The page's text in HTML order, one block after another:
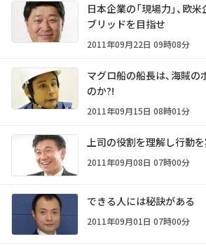
日本企業の「現場力」、欧
ブリッドを目指せ
2011年09月22日 09時08分
マグロ船の船長は、海賊
のか?!
2011年09月15日 08時01分
上司の役割を理解し行動
2011年09月08日 07時00分
できる人には秘訣がある
2011年09月01日 07時00分